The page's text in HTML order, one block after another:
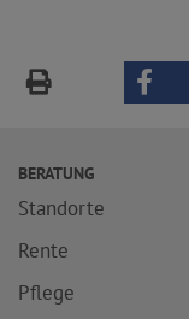
BERATUNG
Standorte
Rente
Pflege